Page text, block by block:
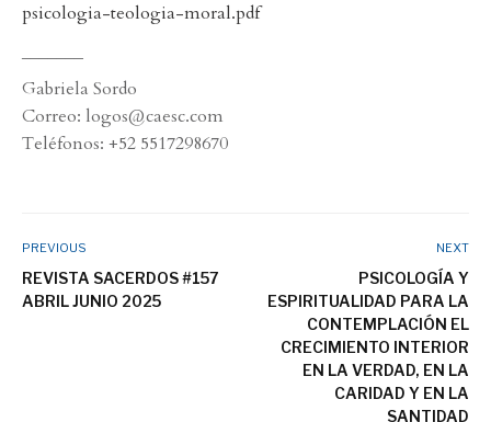
psicologia-teologia-moral.pdf
Gabriela Sordo
Correo: logos@caesc.com
Teléfonos: +52 5517298670
PREVIOUS
REVISTA SACERDOS #157
ABRIL JUNIO 2025
NEXT
PSICOLOGÍA Y
ESPIRITUALIDAD PARA LA
CONTEMPLACIÓN EL
CRECIMIENTO INTERIOR
EN LA VERDAD, EN LA
CARIDAD Y EN LA
SANTIDAD